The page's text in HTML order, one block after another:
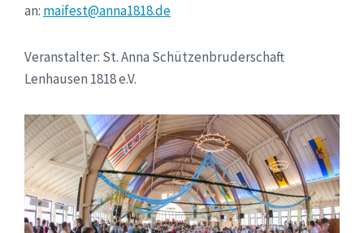
an: maifest@anna1818.de
Veranstalter: St. Anna Schützenbruderschaft
Lenhausen 1818 e.V.